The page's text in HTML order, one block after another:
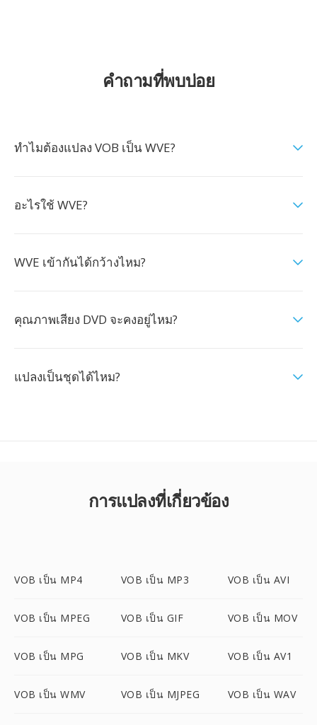
คำถามที่พบบ่อย
ทำไมต้องแปลง VOB เป็น WVE?
อะไรใช้ WVE?
WVE เข้ากันได้กว้างไหม?
คุณภาพเสียง DVD จะคงอยู่ไหม?
แปลงเป็นชุดได้ไหม?
การแปลงที่เกี่ยวข้อง
VOB เป็น MP4 VOB เป็น MP3 VOB เป็น AVI
VOB เป็น MPEG VOB เป็น GIF VOB เป็น MOV
VOB เป็น MPG VOB เป็น MKV VOB เป็น AV1
VOB เป็น WMV VOB เป็น MJPEG VOB เป็น WAV